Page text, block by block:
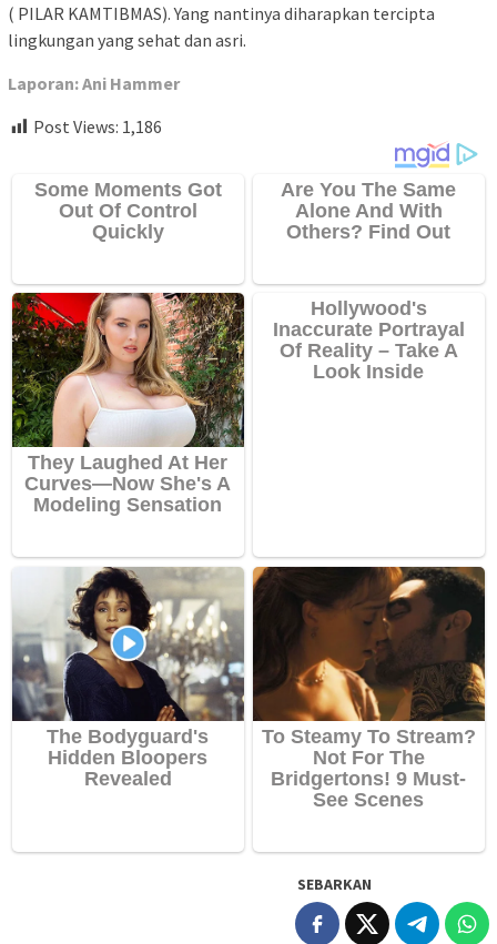
( PILAR KAMTIBMAS). Yang nantinya diharapkan tercipta
lingkungan yang sehat dan asri.
Laporan: Ani Hammer
Post Views: 1,186
SEBARKAN